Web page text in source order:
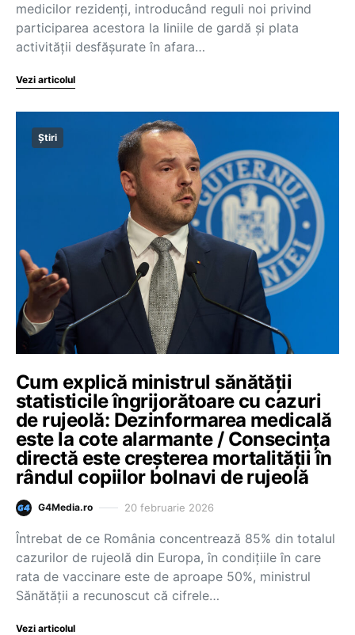
medicilor rezidenți, introducând reguli noi privind
participarea acestora la liniile de gardă și plata
activității desfășurate în afara…
Vezi articolul
Știri
Cum explică ministrul sănătății
statisticile îngrijorătoare cu cazuri
de rujeolă: Dezinformarea medicală
este la cote alarmante / Consecința
directă este creșterea mortalității în
rândul copiilor bolnavi de rujeolă
G4Media.ro 20 februarie 2026
Întrebat de ce România concentrează 85% din totalul
cazurilor de rujeolă din Europa, în condițiile în care
rata de vaccinare este de aproape 50%, ministrul
Sănătății a recunoscut că cifrele…
Vezi articolul